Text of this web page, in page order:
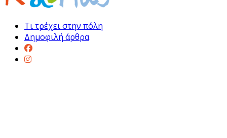
Τι τρέχει στην πόλη
Δημοφιλή άρθρα